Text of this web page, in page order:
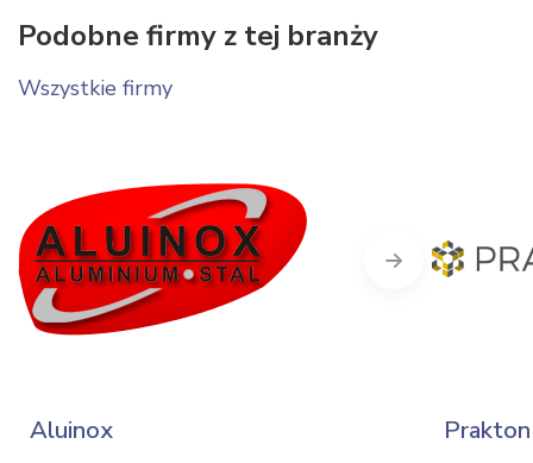
Podobne firmy z tej branży
Wszystkie firmy
Aluinox Prakton
Next